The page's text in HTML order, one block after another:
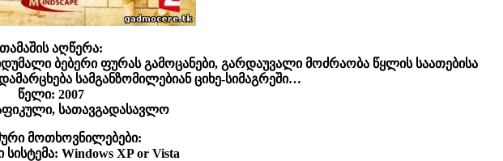
თამაშის აღწერა:
ბებერი ფურას გამოცანები, გარდაუვალი მოძრაობა წყლის საათებისა
სამგანზომილებიან ციხე-სიმაგრეში…
წელი: 2007
სათავგადასავლო
მოთხოვნილებები:
Windows XP or Vista